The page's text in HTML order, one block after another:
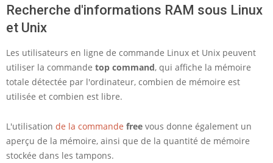
Recherche d'informations RAM sous Linux
et Unix
Les utilisateurs en ligne de commande Linux et Unix peuvent
utiliser la commande top command, qui affiche la mémoire
totale détectée par l'ordinateur, combien de mémoire est
utilisée et combien est libre.
L'utilisation de la commande free vous donne également un
aperçu de la mémoire, ainsi que de la quantité de mémoire
stockée dans les tampons.